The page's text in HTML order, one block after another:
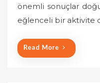
d
o
önemli sonuçlar
eğlenceli bir aktivite
Read More